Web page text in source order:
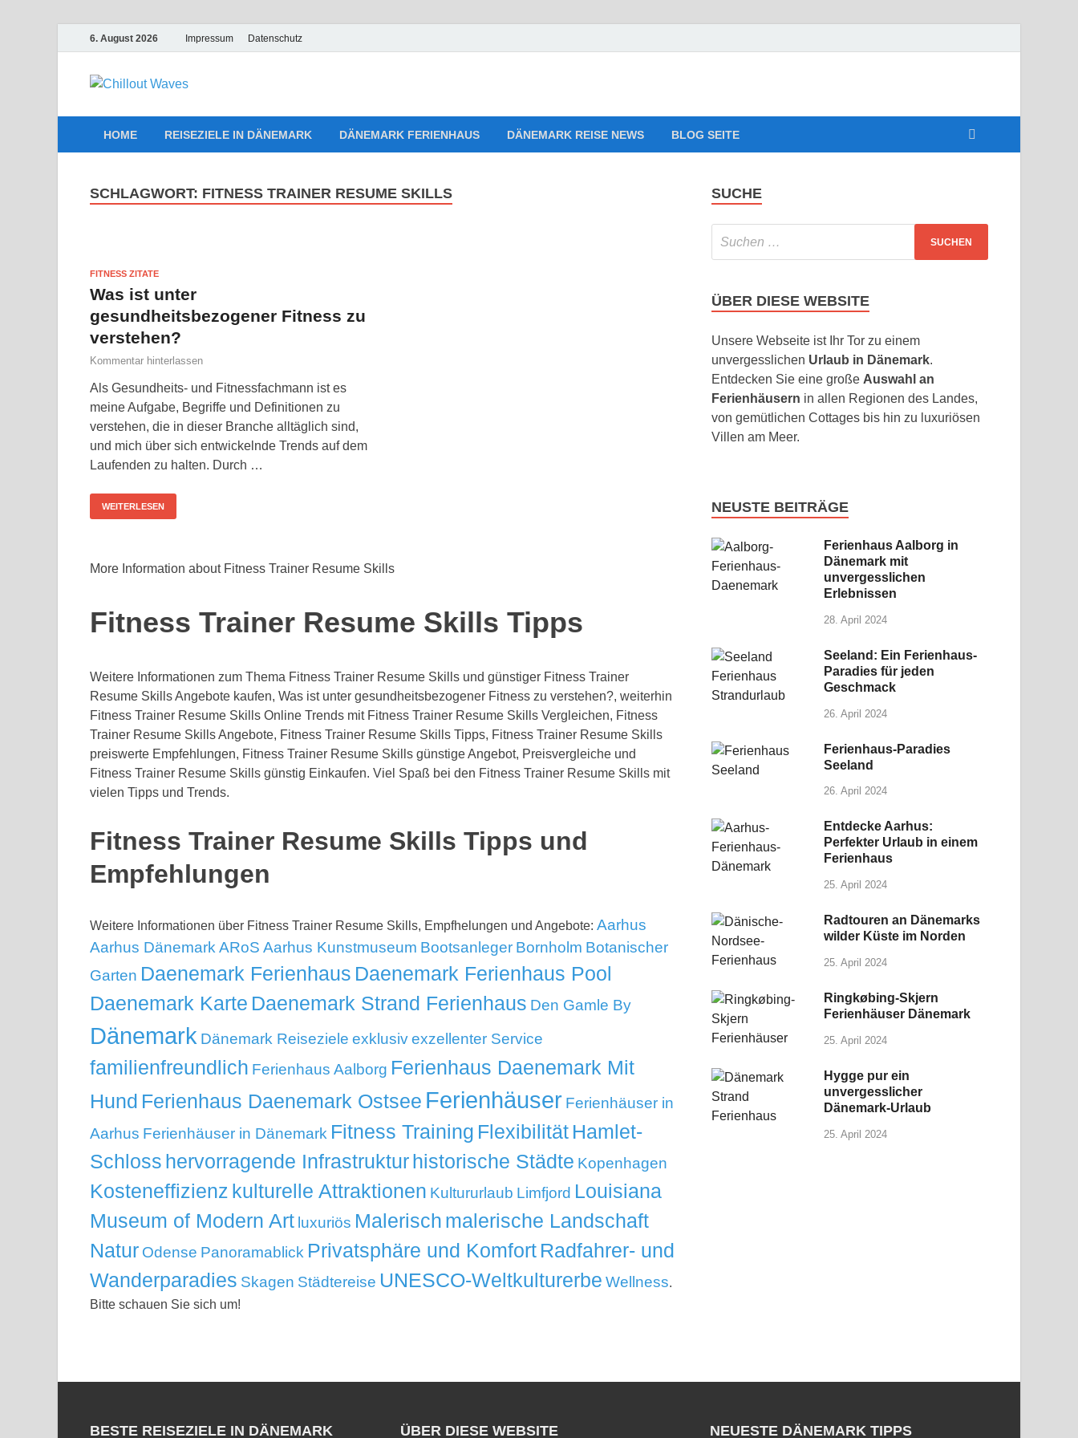
6. August 2026 Impressum Datenschutz
Chillout Waves Relaxing Music
HOME REISEZIELE IN DÄNEMARK DÄNEMARK FERIENHAUS DÄNEMARK REISE NEWS BLOG SEITE
SCHLAGWORT: FITNESS TRAINER RESUME SKILLS
FITNESS ZITATE
Was ist unter
gesundheitsbezogener Fitness zu
verstehen?
Kommentar hinterlassen
Als Gesundheits- und Fitnessfachmann ist es
meine Aufgabe, Begriffe und Definitionen zu
verstehen, die in dieser Branche alltäglich sind,
und mich über sich entwickelnde Trends auf dem
Laufenden zu halten. Durch …
WEITERLESEN
More Information about Fitness Trainer Resume Skills
Fitness Trainer Resume Skills Tipps
Weitere Informationen zum Thema Fitness Trainer Resume Skills und günstiger Fitness Trainer
Resume Skills Angebote kaufen, Was ist unter gesundheitsbezogener Fitness zu verstehen?, weiterhin
Fitness Trainer Resume Skills Online Trends mit Fitness Trainer Resume Skills Vergleichen, Fitness
Trainer Resume Skills Angebote, Fitness Trainer Resume Skills Tipps, Fitness Trainer Resume Skills
preiswerte Empfehlungen, Fitness Trainer Resume Skills günstige Angebot, Preisvergleiche und
Fitness Trainer Resume Skills günstig Einkaufen. Viel Spaß bei den Fitness Trainer Resume Skills mit
vielen Tipps und Trends.
Fitness Trainer Resume Skills Tipps und
Empfehlungen
Weitere Informationen über Fitness Trainer Resume Skills, Empfhelungen und Angebote: Aarhus
Aarhus Dänemark ARoS Aarhus Kunstmuseum Bootsanleger Bornholm Botanischer
Garten Daenemark Ferienhaus Daenemark Ferienhaus Pool
Daenemark Karte Daenemark Strand Ferienhaus Den Gamle By
Dänemark Dänemark Reiseziele exklusivexzellenter Service
familienfreundlich Ferienhaus Aalborg Ferienhaus Daenemark Mit
Hund Ferienhaus Daenemark Ostsee Ferienhäuser Ferienhäuser in
Aarhus Ferienhäuser in Dänemark Fitness Training Flexibilität Hamlet-
Schloss hervorragende Infrastrukturhistorische Städte Kopenhagen
Kosteneffizienz kulturelle Attraktionen Kultururlaub Limfjord Louisiana
Museum of Modern Art luxuriös Malerisch malerische Landschaft
Natur Odense Panoramablick Privatsphäre und Komfort Radfahrer- und
Wanderparadies Skagen Städtereise UNESCO-Weltkulturerbe Wellness.
Bitte schauen Sie sich um!
SUCHE
ÜBER DIESE WEBSITE
Unsere Webseite ist Ihr Tor zu einem
unvergesslichen Urlaub in Dänemark.
Entdecken Sie eine große Auswahl an
Ferienhäusern in allen Regionen des Landes,
von gemütlichen Cottages bis hin zu luxuriösen
Villen am Meer.
NEUSTE BEITRÄGE
Ferienhaus Aalborg in
Dänemark mit
unvergesslichen
Erlebnissen
28. April 2024
Seeland: Ein Ferienhaus-
Paradies für jeden
Geschmack
26. April 2024
Ferienhaus-Paradies
Seeland
26. April 2024
Entdecke Aarhus:
Perfekter Urlaub in einem
Ferienhaus
25. April 2024
Radtouren an Dänemarks
wilder Küste im Norden
25. April 2024
Ringkøbing-Skjern
Ferienhäuser Dänemark
25. April 2024
Hygge pur ein
unvergesslicher
Dänemark-Urlaub
25. April 2024
BESTE REISEZIELE IN DÄNEMARK ÜBER DIESE WEBSITE NEUESTE DÄNEMARK TIPPS